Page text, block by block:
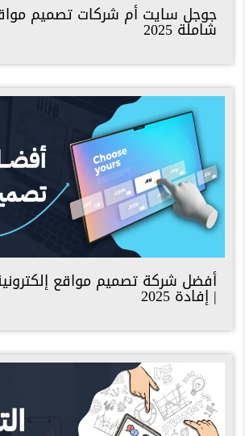
جوجل سايت أم شركات تصميم
شاملة 2025
أفضل شركة تصميم مواقع
| إفادة 2025